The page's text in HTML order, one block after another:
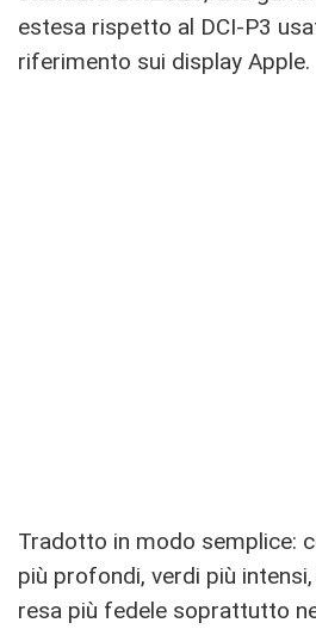
estesa rispetto al DCI-P3
riferimento sui display Apple.
Tradotto in modo semplice:
più profondi, verdi più
resa più fedele soprattutto